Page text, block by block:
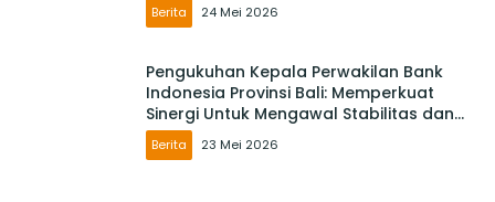
Berita 24 Mei 2026
Pengukuhan Kepala Perwakilan Bank
Indonesia Provinsi Bali: Memperkuat
Sinergi Untuk Mengawal Stabilitas dan
Mendorong Pertumbuhan Ekonomi Bali
Berita 23 Mei 2026